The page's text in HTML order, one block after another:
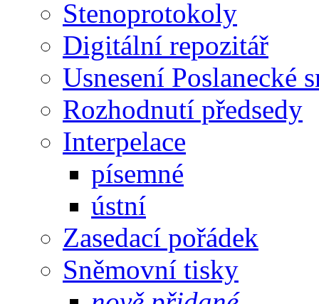
Stenoprotokoly
Digitální repozitář
Usnesení Poslanecké
Rozhodnutí předsedy
Interpelace
písemné
ústní
Zasedací pořádek
Sněmovní tisky